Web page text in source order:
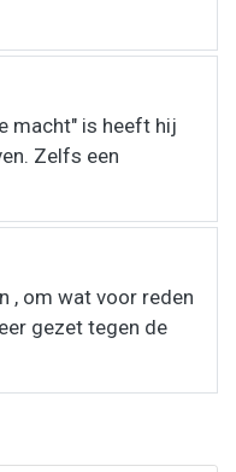
macht" is heeft hij
Zelfs een
, om wat voor reden
gezet tegen de